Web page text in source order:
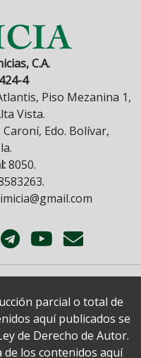
C.A.
4
Piso Mezanina 1,
Vista.
Edo. Bolívar,
8050.
parcial o total de
aquí publicados se
de Derecho de Autor.
los contenidos aquí